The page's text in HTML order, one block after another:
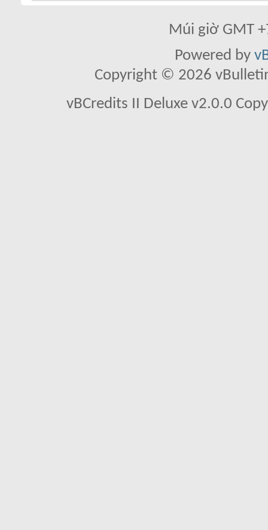
Múi giờ GMT
Powered by
Copyright © 2026
vBCredits II Deluxe v2.0.0